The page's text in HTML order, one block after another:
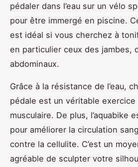
pédaler dans l’eau sur un vélo
pour être immergé en piscine.
est idéal si vous cherchez à
en particulier ceux des jambes,
abdominaux.
Grâce à la résistance de l’eau,
pédale est un véritable
musculaire. De plus, l’aquabike
pour améliorer la circulation
contre la cellulite. C’est un
agréable de sculpter votre